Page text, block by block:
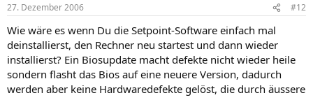
27. Dezember 2006 #12
Wie wäre es wenn Du die Setpoint-Software einfach mal
deinstallierst, den Rechner neu startest und dann wieder
installierst? Ein Biosupdate macht defekte nicht wieder heile
sondern flasht das Bios auf eine neuere Version, dadurch
werden aber keine Hardwaredefekte gelöst, die durch äussere